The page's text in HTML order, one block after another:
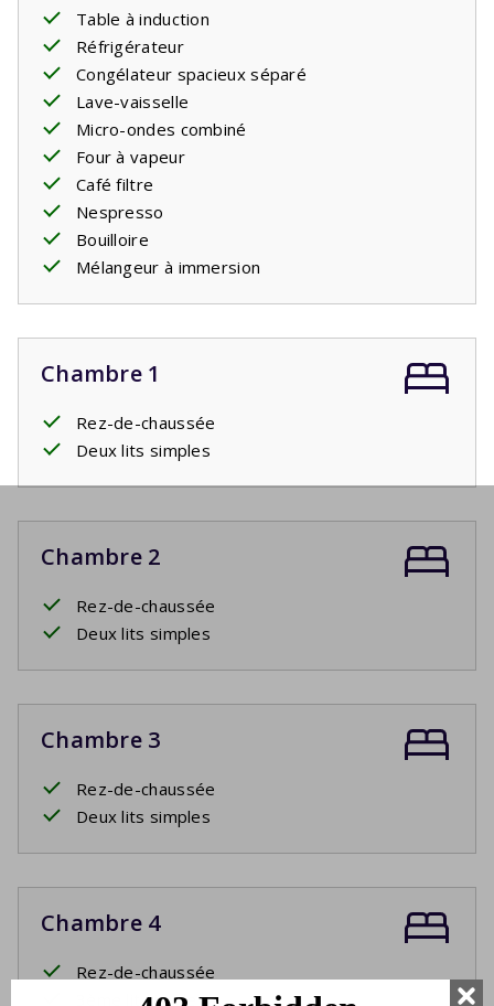
Table à induction
Réfrigérateur
Congélateur spacieux séparé
Lave-vaisselle
Micro-ondes combiné
Four à vapeur
Café filtre
Nespresso
Bouilloire
Mélangeur à immersion
Chambre 1
Rez-de-chaussée
Deux lits simples
Chambre 2
Rez-de-chaussée
Deux lits simples
Chambre 3
Rez-de-chaussée
Deux lits simples
Chambre 4
Rez-de-chaussée
3ème lit simple